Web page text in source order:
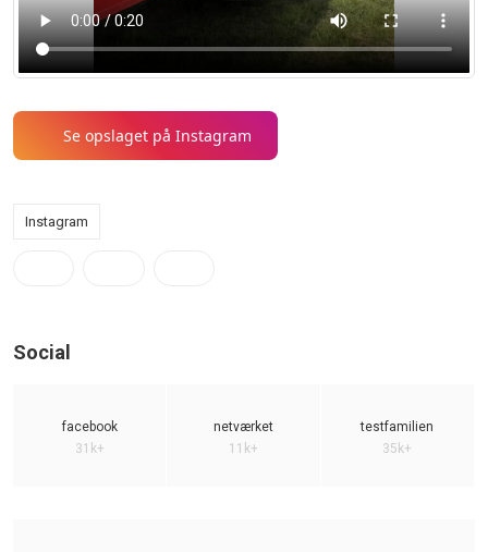
Se opslaget på Instagram
Instagram
Social
facebook
31k+
netværket
11k+
testfamilien
35k+